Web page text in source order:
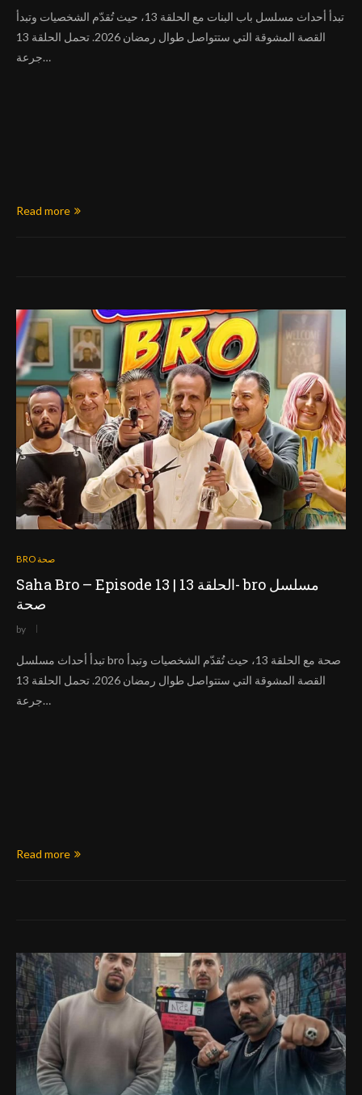
تبدأ أحداث مسلسل باب البنات مع الحلقة 13، حيث تُقدّم الشخصيات وتبدأ
القصة المشوقة التي ستتواصل طوال رمضان 2026. تحمل الحلقة 13
جرعة…
Read more
BRO صحة
Saha Bro – Episode 13 | الحلقة 13- bro مسلسل
صحة
by
تبدأ أحداث مسلسل bro صحة مع الحلقة 13، حيث تُقدّم الشخصيات وتبدأ
القصة المشوقة التي ستتواصل طوال رمضان 2026. تحمل الحلقة 13
جرعة…
Read more